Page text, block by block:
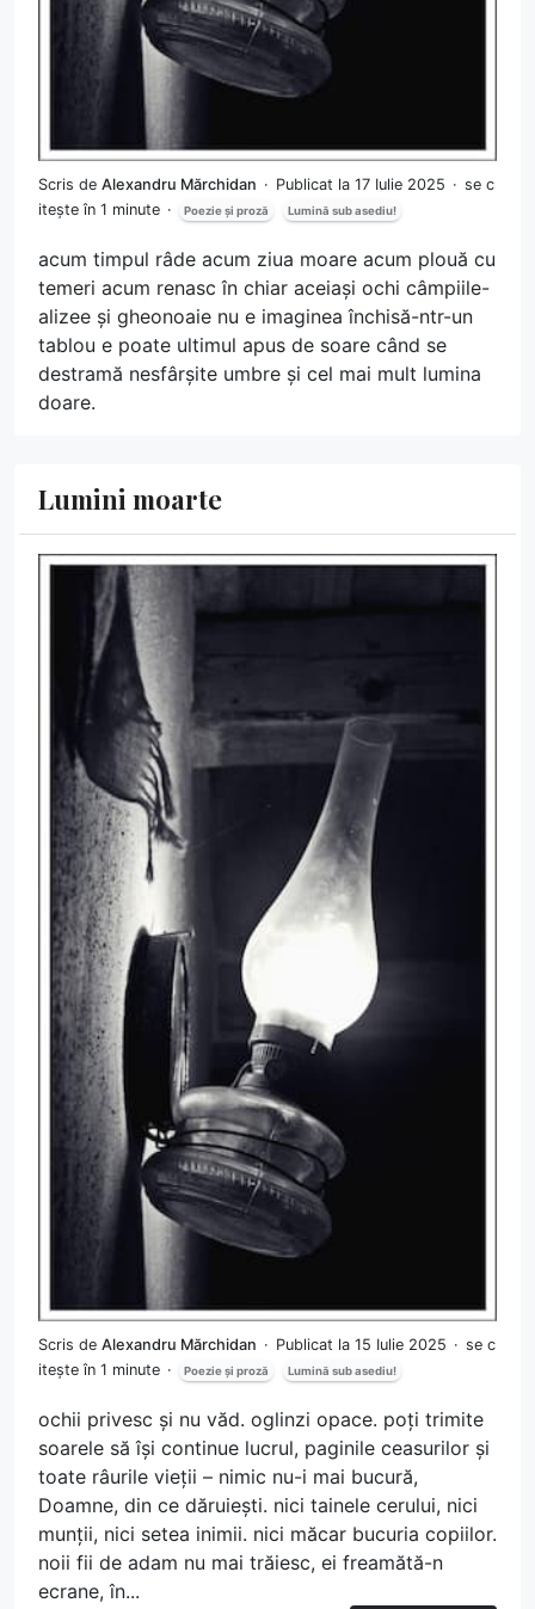
Scris de Alexandru Mărchidan Publicat la 17 Iulie 2025
se c
itește în 1 minute
Poezie și proză Lumină sub asediu!
acum timpul râde acum ziua moare acum plouă cu
temeri acum renasc în chiar aceiași ochi câmpiile-
alizee și gheonoaie nu e imaginea închisă-ntr-un
tablou e poate ultimul apus de soare când se
destramă nesfârșite umbre și cel mai mult lumina
doare.
Lumini moarte
Scris de Alexandru Mărchidan Publicat la 15 Iulie 2025
se c
itește în 1 minute
Poezie și proză Lumină sub asediu!
ochii privesc și nu văd. oglinzi opace. poți trimite
soarele să își continue lucrul, paginile ceasurilor și
toate râurile vieții – nimic nu-i mai bucură,
Doamne, din ce dăruiești. nici tainele cerului, nici
munții, nici setea inimii. nici măcar bucuria copiilor.
noii fii de adam nu mai trăiesc, ei freamătă-n
ecrane, în...